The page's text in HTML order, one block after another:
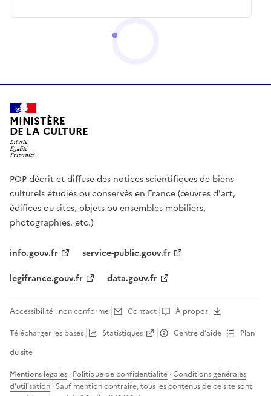
MINISTÈRE
DE LA CULTURE
POP décrit et diffuse des notices scientifiques de biens
culturels étudiés ou conservés en France (œuvres d'art,
édifices ou sites, objets ou ensembles mobiliers,
photographies, etc.)
info.gouv.fr
service-public.gouv.fr
legifrance.gouv.fr
data.gouv.fr
Accessibilité : non conforme Contact
À propos
Télécharger les bases
Statistiques Centre d’aide
Plan
du site
Mentions légales · Politique de confidentialité ·Conditions générales
d'utilisation · Sauf mention contraire, tous les contenus de ce site sont